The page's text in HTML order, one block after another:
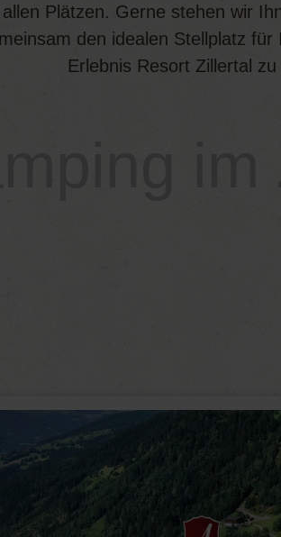
Plätzen. Gerne stehen wir
den idealen Stellplatz für
Erlebnis Resort Zillertal zu